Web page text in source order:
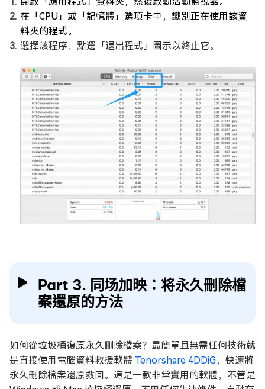
在「CPU」或「記憶體」選項卡中，識別正在使用該資
料夾的程式。
選擇該程序，點選「退出程式」圖示以終止它。
Part 3. 同场加映：将永久刪除檔
案還原的方法
如何從垃圾桶復原永久刪除檔案？最簡單且無需任何技術就
是直接使用電腦資料救援軟體 Tenorshare 4DDiG，快速將
永久刪除檔案還原救回。這是一款非常實用的軟體，不管是